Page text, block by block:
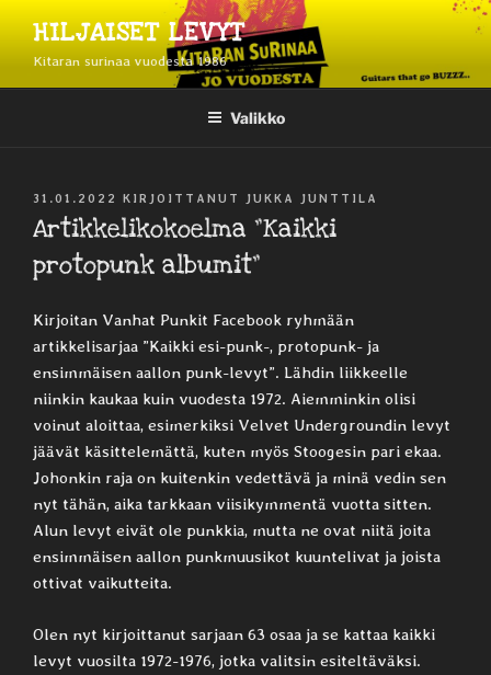
sisältöönHILJAISET LEVYT
Kitaran surinaa vuodesta 1986
Valikko
JULKAISTU
31.01.2022 KIRJOITTANUT JUKKA JUNTTILA
Artikkelikokoelma ”Kaikki
protopunk albumit”
Kirjoitan Vanhat Punkit Facebook ryhmään
artikkelisarjaa ”Kaikki esi-punk-, protopunk- ja
ensimmäisen aallon punk-levyt”. Lähdin liikkeelle
niinkin kaukaa kuin vuodesta 1972. Aiemminkin olisi
voinut aloittaa, esimerkiksi Velvet Undergroundin levyt
jäävät käsittelemättä, kuten myös Stoogesin pari ekaa.
Johonkin raja on kuitenkin vedettävä ja minä vedin sen
nyt tähän, aika tarkkaan viisikymmentä vuotta sitten.
Alun levyt eivät ole punkkia, mutta ne ovat niitä joita
ensimmäisen aallon punkmuusikot kuuntelivat ja joista
ottivat vaikutteita.
Olen nyt kirjoittanut sarjaan 63 osaa ja se kattaa kaikki
levyt vuosilta 1972-1976, jotka valitsin esiteltäväksi.